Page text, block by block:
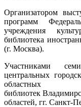
Организатором
программ
учреждения
библиотека
(г. Москва).
Участниками
центральных
областных
библиотек
областей, гг. Санкт-